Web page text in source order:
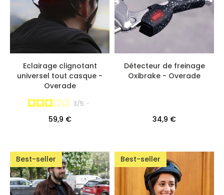
Eclairage clignotant
universel tout casque -
Overade
3/5 -
59,9 €
Détecteur de freinage
Oxibrake - Overade
34,9 €
Best-seller Best-seller